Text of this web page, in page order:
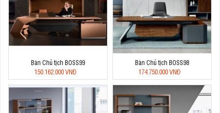
Bàn Chủ tịch BOSS99
150.162.000 VNĐ
Bàn Chủ tịch BOSS98
174.750.000 VNĐ